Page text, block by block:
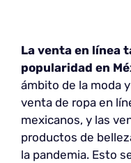
La venta en línea
popularidad en
ámbito de la moda
venta de ropa en
mexicanos, y las
productos de
la pandemia. Esto